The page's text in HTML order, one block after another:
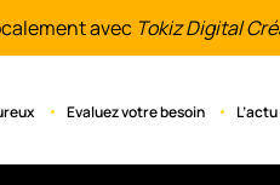
avec Tokiz Digital
Evaluez votre besoin